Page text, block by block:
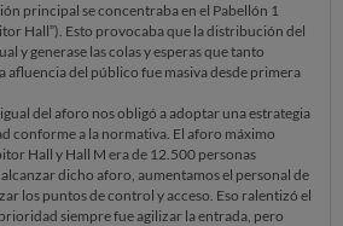
principal se concentraba en el Pabellón 1
Hall”). Esto provocaba que la distribución del
y generase las colas y esperas que tanto
afluencia del público fue masiva desde primera
del aforo nos obligó a adoptar una estrategia
conforme a la normativa. El aforo máximo
Hall y Hall M era de 12.500 personas
dicho aforo, aumentamos el personal de
los puntos de control y acceso. Eso ralentizó el
siempre fue agilizar la entrada, pero